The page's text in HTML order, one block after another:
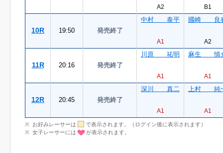
A2 B1
10R 19:50 発売終了
中村 泰平
A1
國崎 良
A2
11R 20:16 発売終了
川原 祐明
A1
麻生 慎
A1
12R 20:45 発売終了
深川 真二
A1
上村 純
A1
お好みレーサーは
で表示されます。（ログイン後に表示されます）
女子レーサーには
が表示されます。